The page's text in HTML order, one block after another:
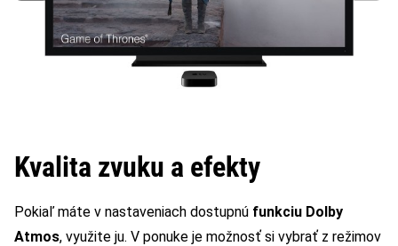
Kvalita zvuku a efekty
Pokiaľ máte v nastaveniach dostupnú funkciu Dolby
Atmos, využite ju. V ponuke je možnosť si vybrať z režimov